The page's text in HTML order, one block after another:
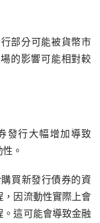
部分可能被貨幣市
的影響可能相對較
發行大幅增加導致
。
買新發行債券的資
因流動性實際上會
這可能會導致金融